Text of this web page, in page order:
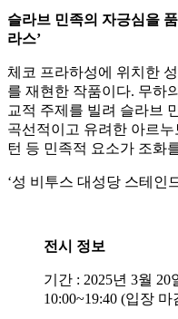
슬라브 민족의 자긍심을
라스’
체코 프라하성에 위치한
를 재현한 작품이다. 무하
교적 주제를 빌려 슬라브
곡선적이고 유려한 아르
턴 등 민족적 요소가 조화
‘성 비투스 대성당 스테인
전시 정보
기간 : 2025년 3월
10:00~19:40 (입장 마